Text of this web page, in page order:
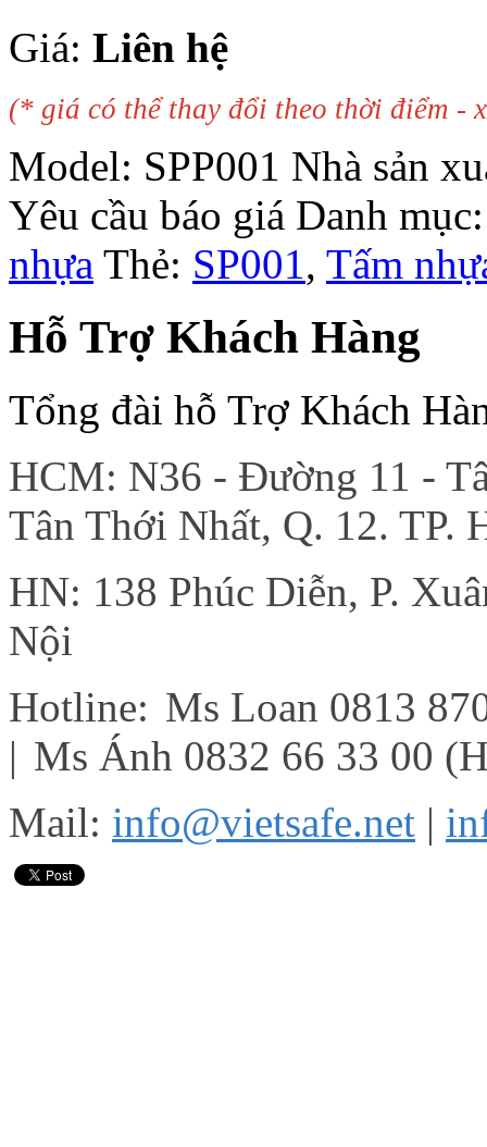
Giá: Liên hệ
(* giá có thể thay đổi theo thời điểm -
Model: SPP001 Nhà sản
Yêu cầu báo giá Danh
nhựa Thẻ: SP001, Tấm
Hỗ Trợ Khách Hàng
Tổng đài hỗ Trợ Khách
HCM: N36 - Đường 11 -
Tân Thới Nhất, Q. 12. TP.
HN: 138 Phúc Diễn, P.
Nội
Hotline: Ms Loan 0813
| Ms Ánh 0832 66 33 00
Mail: info@vietsafe.net |